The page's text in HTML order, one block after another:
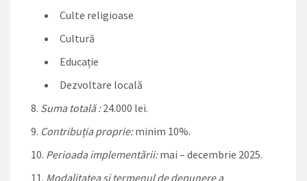
Culte religioase
Cultură
Educație
Dezvoltare locală
Suma totală :24.000 lei.
Contribuția proprie:minim 10%.
Perioada implementării:mai – decembrie 2025.
Modalitatea și termenul de depunere a